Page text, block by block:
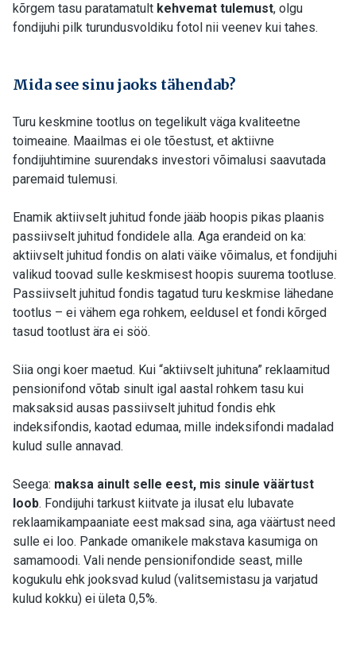
kõrgem tasu paratamatult kehvemat tulemust, olgu
fondijuhi pilk turundusvoldiku fotol nii veenev kui tahes.
Mida see sinu jaoks tähendab?
Turu keskmine tootlus on tegelikult väga kvaliteetne
toimeaine. Maailmas ei ole tõestust, et aktiivne
fondijuhtimine suurendaks investori võimalusi saavutada
paremaid tulemusi.
Enamik aktiivselt juhitud fonde jääb hoopis pikas plaanis
passiivselt juhitud fondidele alla. Aga erandeid on ka:
aktiivselt juhitud fondis on alati väike võimalus, et fondijuhi
valikud toovad sulle keskmisest hoopis suurema tootluse.
Passiivselt juhitud fondis tagatud turu keskmise lähedane
tootlus – ei vähem ega rohkem, eeldusel et fondi kõrged
tasud tootlust ära ei söö.
Siia ongi koer maetud. Kui “aktiivselt juhituna” reklaamitud
pensionifond võtab sinult igal aastal rohkem tasu kui
maksaksid ausas passiivselt juhitud fondis ehk
indeksifondis, kaotad edumaa, mille indeksifondi madalad
kulud sulle annavad.
Seega: maksa ainult selle eest, mis sinule väärtust
loob. Fondijuhi tarkust kiitvate ja ilusat elu lubavate
reklaamikampaaniate eest maksad sina, aga väärtust need
sulle ei loo. Pankade omanikele makstava kasumiga on
samamoodi. Vali nende pensionifondide seast, mille
kogukulu ehk jooksvad kulud (valitsemistasu ja varjatud
kulud kokku) ei ületa 0,5%.